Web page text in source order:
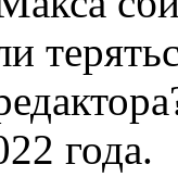
года.